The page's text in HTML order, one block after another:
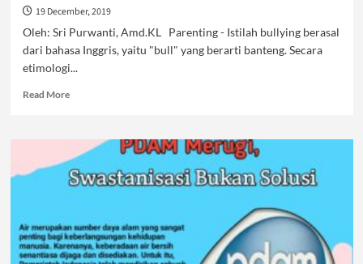
19 December, 2019
Oleh: Sri Purwanti, Amd.KL Parenting - Istilah bullying berasal
dari bahasa Inggris, yaitu "bull" yang berarti banteng. Secara
etimologi...
Read MoreRead
Ibu,
Lindungi
Buah
hatimu